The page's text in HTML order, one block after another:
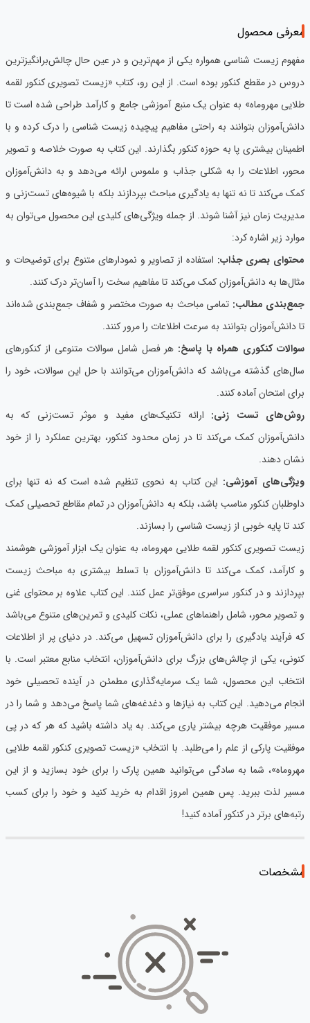
معرفی محصول
مفهوم زیست شناسی همواره یکی از مهم‌ترین و در عین حال چالش‌برانگیزترین
دروس در مقطع کنکور بوده است. از این رو، کتاب «زیست تصویری کنکور لقمه
طلایی مهروماه» به عنوان یک منبع آموزشی جامع و کارآمد طراحی شده است تا
دانش‌آموزان بتوانند به راحتی مفاهیم پیچیده زیست شناسی را درک کرده و با
اطمینان بیشتری پا به حوزه کنکور بگذارند. این کتاب به صورت خلاصه و تصویر
محور، اطلاعات را به شکلی جذاب و ملموس ارائه می‌دهد و به دانش‌آموزان
کمک می‌کند تا نه تنها به یادگیری مباحث بپردازند بلکه با شیوه‌های تست‌زنی و
مدیریت زمان نیز آشنا شوند. از جمله ویژگی‌های کلیدی این محصول می‌توان به
موارد زیر اشاره کرد:
محتوای بصری جذاب: استفاده از تصاویر و نمودارهای متنوع برای توضیحات و
مثال‌ها به دانش‌آموزان کمک می‌کند تا مفاهیم سخت را آسان‌تر درک کنند.
جمع‌بندی مطالب: تمامی مباحث به صورت مختصر و شفاف جمع‌بندی شده‌اند
تا دانش‌آموزان بتوانند به سرعت اطلاعات را مرور کنند.
سوالات کنکوری همراه با پاسخ: هر فصل شامل سوالات متنوعی از کنکورهای
سال‌های گذشته می‌باشد که دانش‌آموزان می‌توانند با حل این سوالات، خود را
برای امتحان آماده کنند.
روش‌های تست‌ زنی: ارائه تکنیک‌های مفید و موثر تست‌زنی که به
دانش‌آموزان کمک می‌کند تا در زمان محدود کنکور، بهترین عملکرد را از خود
نشان دهند.
ویژگی‌های آموزشی: این کتاب به نحوی تنظیم شده است که نه تنها برای
داوطلبان کنکور مناسب باشد، بلکه به دانش‌آموزان در تمام مقاطع تحصیلی کمک
کند تا پایه خوبی از زیست شناسی را بسازند.
زیست تصویری کنکور لقمه طلایی مهروماه، به عنوان یک ابزار آموزشی هوشمند
و کارآمد، کمک می‌کند تا دانش‌آموزان با تسلط بیشتری به مباحث زیست
بپردازند و در کنکور سراسری موفق‌تر عمل کنند. این کتاب علاوه بر محتوای غنی
و تصویر محور، شامل راهنماهای عملی، نکات کلیدی و تمرین‌های متنوع می‌باشد
که فرآیند یادگیری را برای دانش‌آموزان تسهیل می‌کند. در دنیای پر از اطلاعات
کنونی، یکی از چالش‌های بزرگ برای دانش‌آموزان، انتخاب منابع معتبر است. با
انتخاب این محصول، شما یک سرمایه‌گذاری مطمئن در آینده تحصیلی خود
انجام می‌دهید. این کتاب به نیازها و دغدغه‌های شما پاسخ می‌دهد و شما را در
مسیر موفقیت هرچه بیشتر یاری می‌کند. به یاد داشته باشید که هر که در پی
موفقیت پارکی از علم را می‌طلبد. با انتخاب «زیست تصویری کنکور لقمه طلایی
مهروماه»، شما به سادگی می‌توانید همین پارک را برای خود بسازید و از این
مسیر لذت ببرید. پس همین امروز اقدام به خرید کنید و خود را برای کسب
رتبه‌های برتر در کنکور آماده کنید!
مشخصات